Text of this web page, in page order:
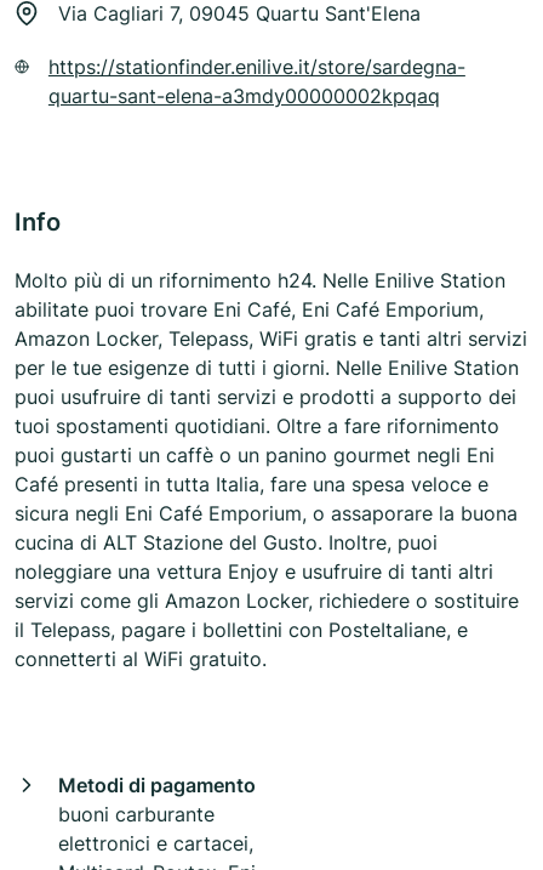
Via Cagliari 7, 09045 Quartu Sant'Elena
https://stationfinder.enilive.it/store/sardegna-
quartu-sant-elena-a3mdy00000002kpqaq
Info
Molto più di un rifornimento h24. Nelle Enilive Station
abilitate puoi trovare Eni Café, Eni Café Emporium,
Amazon Locker, Telepass, WiFi gratis e tanti altri servizi
per le tue esigenze di tutti i giorni. Nelle Enilive Station
puoi usufruire di tanti servizi e prodotti a supporto dei
tuoi spostamenti quotidiani. Oltre a fare rifornimento
puoi gustarti un caffè o un panino gourmet negli Eni
Café presenti in tutta Italia, fare una spesa veloce e
sicura negli Eni Café Emporium, o assaporare la buona
cucina di ALT Stazione del Gusto. Inoltre, puoi
noleggiare una vettura Enjoy e usufruire di tanti altri
servizi come gli Amazon Locker, richiedere o sostituire
il Telepass, pagare i bollettini con PosteItaliane, e
connetterti al WiFi gratuito.
Metodi di pagamento
buoni carburante
elettronici e cartacei,